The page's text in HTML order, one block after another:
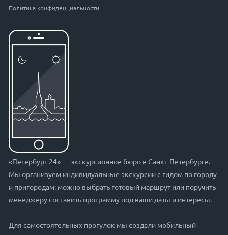
Политика конфиденциальности
«Петербург 24» — экскурсионное бюро в Санкт-Петербурге.
Мы организуем индивидуальные экскурсии с гидом по городу
и пригородам: можно выбрать готовый маршрут или поручить
менеджеру составить программу под ваши даты и интересы.
Для самостоятельных прогулок мы создали мобильный